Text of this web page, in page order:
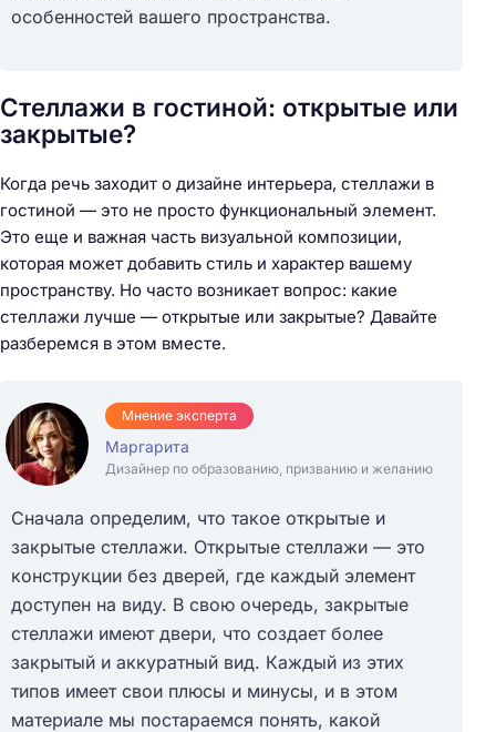
особенностей вашего пространства.
Стеллажи в гостиной: открытые или
закрытые?
Когда речь заходит о дизайне интерьера, стеллажи в
гостиной — это не просто функциональный элемент.
Это еще и важная часть визуальной композиции,
которая может добавить стиль и характер вашему
пространству. Но часто возникает вопрос: какие
стеллажи лучше — открытые или закрытые? Давайте
разберемся в этом вместе.
Мнение эксперта
Маргарита
Дизайнер по образованию, призванию и желанию
Сначала определим, что такое открытые и
закрытые стеллажи. Открытые стеллажи — это
конструкции без дверей, где каждый элемент
доступен на виду. В свою очередь, закрытые
стеллажи имеют двери, что создает более
закрытый и аккуратный вид. Каждый из этих
типов имеет свои плюсы и минусы, и в этом
материале мы постараемся понять, какой